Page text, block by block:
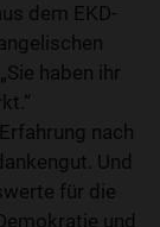
dem EKD-
haben ihr
nach
Und
für die
und